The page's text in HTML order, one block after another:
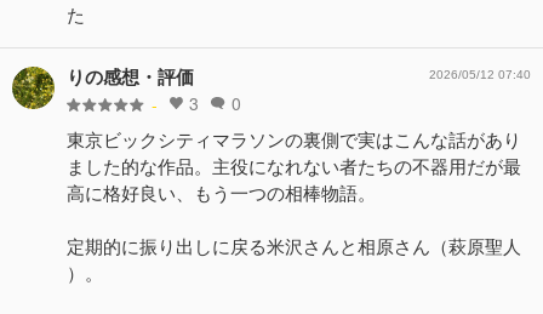
た
りの感想・評価
- 3 0
2026/05/12 07:40
東京ビックシティマラソンの裏側で実はこんな話があり
ました的な作品。主役になれない者たちの不器用だが最
高に格好良い、もう一つの相棒物語。
定期的に振り出しに戻る米沢さんと相原さん（萩原聖人
）。